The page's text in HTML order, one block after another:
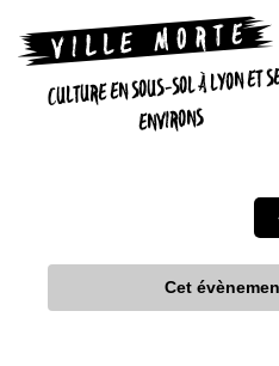
CULTURE EN SOUS-SOL À LYON ET
ENVIRONS
Cet